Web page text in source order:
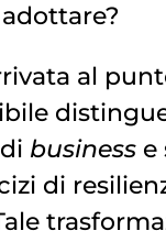
al
business e
di